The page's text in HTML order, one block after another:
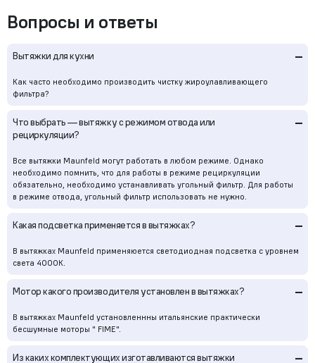
Вопросы и ответы
Вытяжки для кухни –
Как часто необходимо производить чистку жироулавливающего
фильтра?
Что выбрать — вытяжку с режимом отвода или
рециркуляции?
–
Все вытяжки Maunfeld могут работать в любом режиме. Однако
необходимо помнить, что для работы в режиме рециркуляции
обязательно, необходимо устанавливать угольный фильтр. Для работы
в режиме отвода, угольный фильтр использовать не нужно.
Какая подсветка применяется в вытяжках? –
В вытяжках Maunfeld применяюется светодиодная подсветка с уровнем
света 4000К.
Мотор какого производителя установлен в вытяжках? –
В вытяжках Maunfeld установленнны итальянские практически
бесшумные моторы " FIME".
Из каких комплектующих изготавливаются вытяжки
–